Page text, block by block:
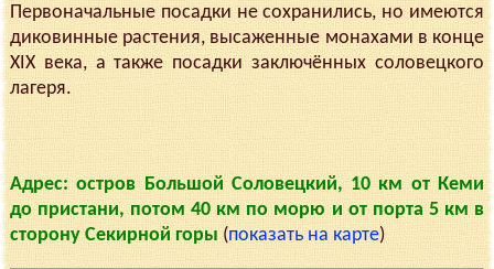
Первоначальные посадки не сохранились, но имеются
диковинные растения, высаженные монахами в конце
XIX века, а также посадки заключённых соловецкого
лагеря.
Адрес: остров Большой Соловецкий, 10 км от Кеми
до пристани, потом 40 км по морю и от порта 5 км в
сторону Секирной горы (показать на карте)